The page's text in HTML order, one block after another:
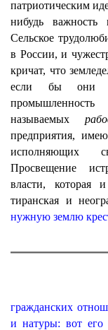
патриотическим
нибудь
Сельское
в России, и
кричат, что
если бы они
называемых
предприятия,
исполняющих
Просвещение
власти,
тиранская и
нужную землю
гражданских
и натуры: вот его